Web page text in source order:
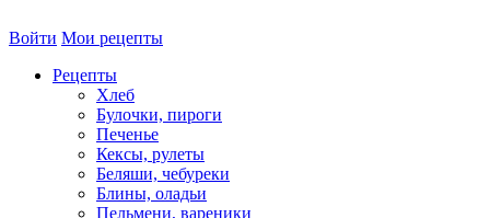
Войти Мои рецепты
Рецепты
Хлеб
Булочки, пироги
Печенье
Кексы, рулеты
Беляши, чебуреки
Блины, оладьи
Пельмени, вареники